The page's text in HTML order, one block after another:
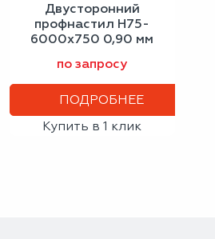
Двусторонний
профнастил Н75-
6000х750 0,90 мм
кость
по запросу
ПОДРОБНЕЕ
Купить в 1 клик